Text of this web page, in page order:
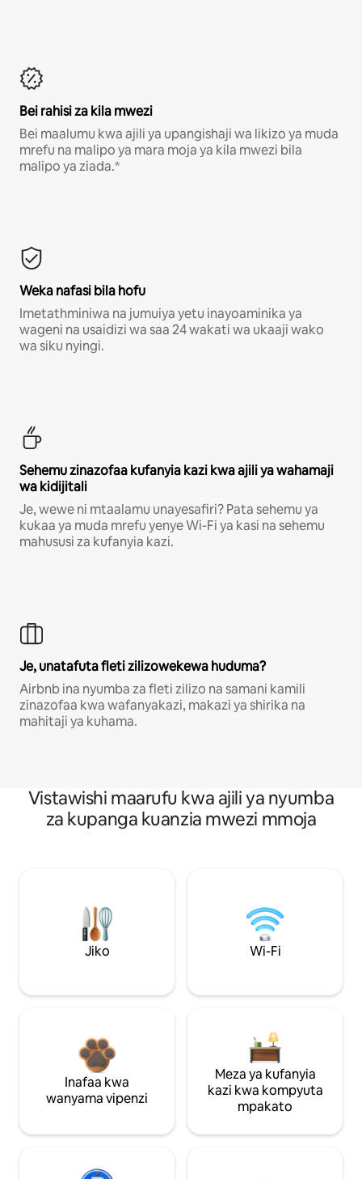
Bei rahisi za kila mwezi
Bei maalumu kwa ajili ya upangishaji wa likizo ya muda
mrefu na malipo ya mara moja ya kila mwezi bila
malipo ya ziada.*
Weka nafasi bila hofu
Imetathminiwa na jumuiya yetu inayoaminika ya
wageni na usaidizi wa saa 24 wakati wa ukaaji wako
wa siku nyingi.
Sehemu zinazofaa kufanyia kazi kwa ajili ya wahamaji
wa kidijitali
Je, wewe ni mtaalamu unayesafiri? Pata sehemu ya
kukaa ya muda mrefu yenye Wi-Fi ya kasi na sehemu
mahususi za kufanyia kazi.
Je, unatafuta fleti zilizowekewa huduma?
Airbnb ina nyumba za fleti zilizo na samani kamili
zinazofaa kwa wafanyakazi, makazi ya shirika na
mahitaji ya kuhama.
Vistawishi maarufu kwa ajili ya nyumba
za kupanga kuanzia mwezi mmoja
Jiko Wi-Fi
Inafaa kwa
wanyama vipenzi
Meza ya kufanyia
kazi kwa kompyuta
mpakato